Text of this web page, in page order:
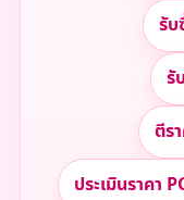
รับ
รั
ตีร
ประเมินราคา